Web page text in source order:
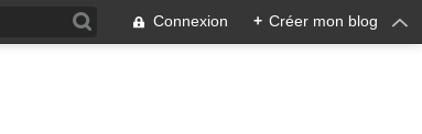
Connexion + Créer mon blog